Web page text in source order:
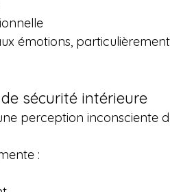
émotions,
sécurité intérieure
perception inconsciente
: